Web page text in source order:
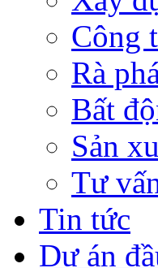
Công
Rà
Bất
Sản
Tư
Tin tức
Dự án